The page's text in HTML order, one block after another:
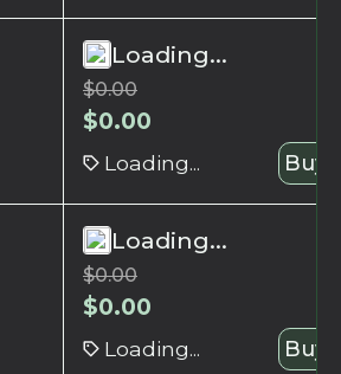
Loading...
$0.00
$0.00
Loading... Buy
Loading...
$0.00
$0.00
Loading... Buy